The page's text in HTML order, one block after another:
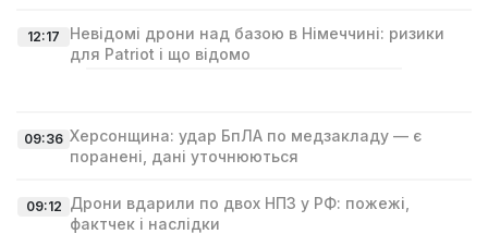
12:17
Невідомі дрони над базою в Німеччині: ризики
для Patriot і що відомо
09:36 Херсонщина: удар БпЛА по медзакладу — є
поранені, дані уточнюються
09:12 Дрони вдарили по двох НПЗ у РФ: пожежі,
фактчек і наслідки